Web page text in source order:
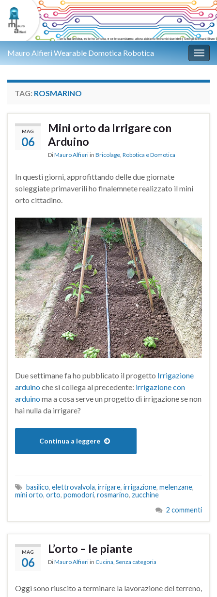
Mauro Alfieri Wearable Domotica Robotica
TAG: ROSMARINO
MAG
06
Mini orto da Irrigare con
Arduino
DiMauro Alfieri in Bricolage, Robotica e Domotica
In questi giorni, approfittando delle due giornate
soleggiate primaverili ho finalemnete realizzato il mini
orto cittadino.
Due settimane fa ho pubblicato il progetto Irrigazione
arduino che si collega al precedente: irrigazione con
arduino ma a cosa serve un progetto di irrigazione se non
hai nulla da irrigare?
Continua a leggere
basilico, elettrovalvola, irrigare, irrigazione, melenzane,
mini orto, orto, pomodori, rosmarino, zucchine
2 commenti
MAG
06
L’orto – le piante
DiMauro Alfieri in Cucina Senza categoria
Oggi sono riuscito a terminare la lavorazione del terreno,